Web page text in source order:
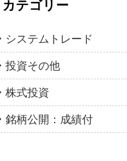
カテゴリー
システムトレード
投資その他
株式投資
銘柄公開：成績付